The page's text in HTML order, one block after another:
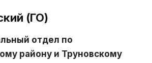
(ГО)
отдел по
району и Труновскому